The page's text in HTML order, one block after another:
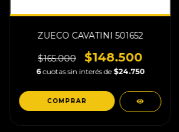
ZUECO CAVATINI 501652
$165.000 $148.500
6 cuotas sin interés de $24.750
COMPRAR